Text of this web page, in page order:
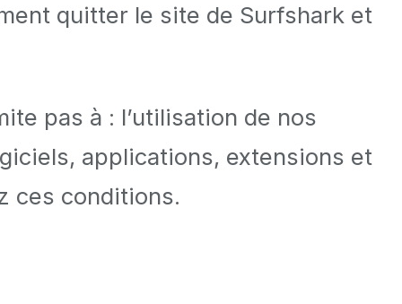
quitter le site de Surfshark et
pas à : l’utilisation de nos
applications, extensions et
ces conditions.